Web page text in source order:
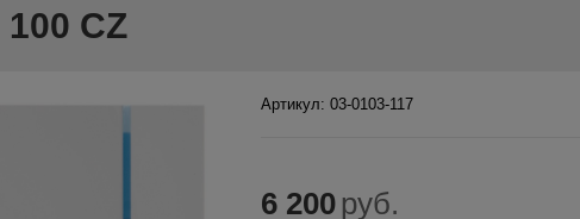
CZ
Артикул: 03-0103-117
6 200 руб.